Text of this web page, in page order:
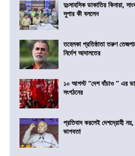
দুঃসাহসিক ডাকাতির কিনারা,
সুপার কী বললেন
তহেলকা প্রতিষ্ঠাতা তরুণ
নির্দেশ আদালতের
১০ আগস্ট “দেশ বাঁচাও ” এর
সংগঠনের
প্রতিবাদ করলেই দেশদ্রোহী
ভাগবত!